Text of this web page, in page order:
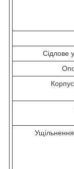
Сідлове